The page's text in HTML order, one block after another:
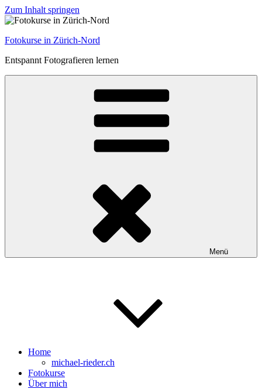
Zum Inhalt springen
Fotokurse in Zürich-Nord
Entspannt Fotografieren lernen
Menü
Home
michael-rieder.ch
Fotokurse
Über mich